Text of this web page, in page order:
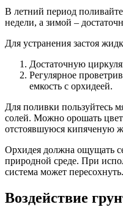
В летний период
недели, а зимой –
Для устранения застоя
Достаточную
Регулярное
емкость с орхидеей.
Для поливки пользуйтесь
солей. Можно орошать
отстоявшуюся кипяченую
Орхидея должна ощущать
природной среде. При
система может пересохнуть.
Воздействие